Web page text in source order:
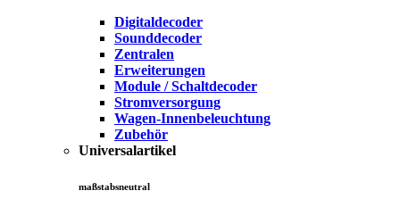
Digitaldecoder
Sounddecoder
Zentralen
Erweiterungen
Module / Schaltdecoder
Stromversorgung
Wagen-Innenbeleuchtung
Zubehör
Universalartikel
maßstabsneutral